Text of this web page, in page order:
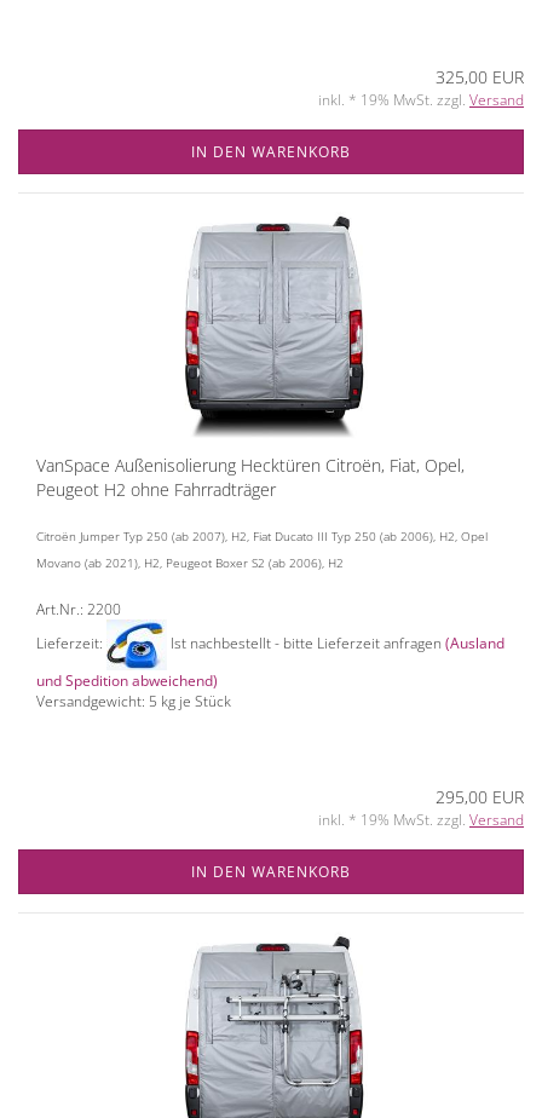
325,00 EUR
inkl. * 19% MwSt. zzgl. Versand
IN DEN WARENKORB
VanSpace Außenisolierung Hecktüren Citroën, Fiat, Opel,
Peugeot H2 ohne Fahrradträger
Citroën Jumper Typ 250 (ab 2007), H2, Fiat Ducato III Typ 250 (ab 2006), H2, Opel
Movano (ab 2021), H2, Peugeot Boxer S2 (ab 2006), H2
Art.Nr.: 2200
Lieferzeit:
Ist nachbestellt - bitte Lieferzeit anfragen (Ausland
und Spedition abweichend)
Versandgewicht: 5 kg je Stück
295,00 EUR
inkl. * 19% MwSt. zzgl. Versand
IN DEN WARENKORB